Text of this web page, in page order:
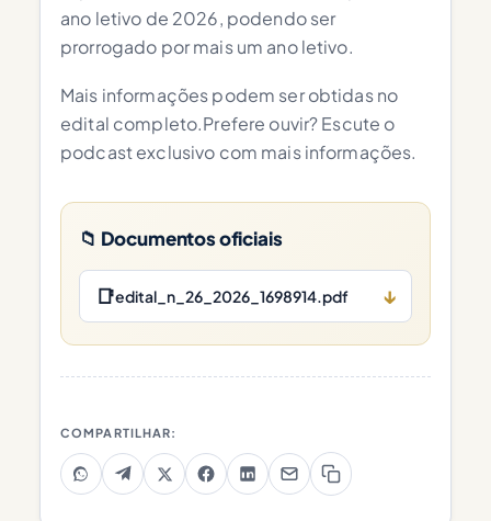
ano letivo de 2026, podendo ser
prorrogado por mais um ano letivo.
Mais informações podem ser obtidas no
edital completo.Prefere ouvir? Escute o
podcast exclusivo com mais informações.
📁 Documentos oficiais
📑edital_n_26_2026_1698914.pdf ↓
COMPARTILHAR: